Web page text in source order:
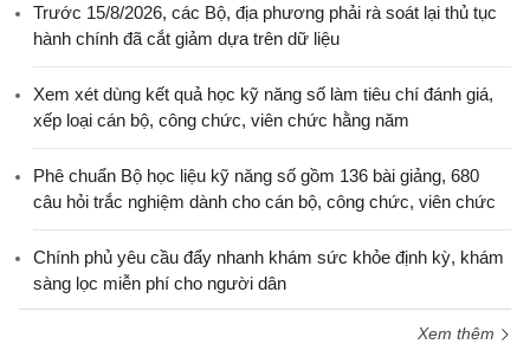
Trước 15/8/2026, các Bộ, địa phương phải rà soát lại thủ tục
hành chính đã cắt giảm dựa trên dữ liệu
Xem xét dùng kết quả học kỹ năng số làm tiêu chí đánh giá,
xếp loại cán bộ, công chức, viên chức hằng năm
Phê chuẩn Bộ học liệu kỹ năng số gồm 136 bài giảng, 680
câu hỏi trắc nghiệm dành cho cán bộ, công chức, viên chức
Chính phủ yêu cầu đẩy nhanh khám sức khỏe định kỳ, khám
sàng lọc miễn phí cho người dân
Xem thêm